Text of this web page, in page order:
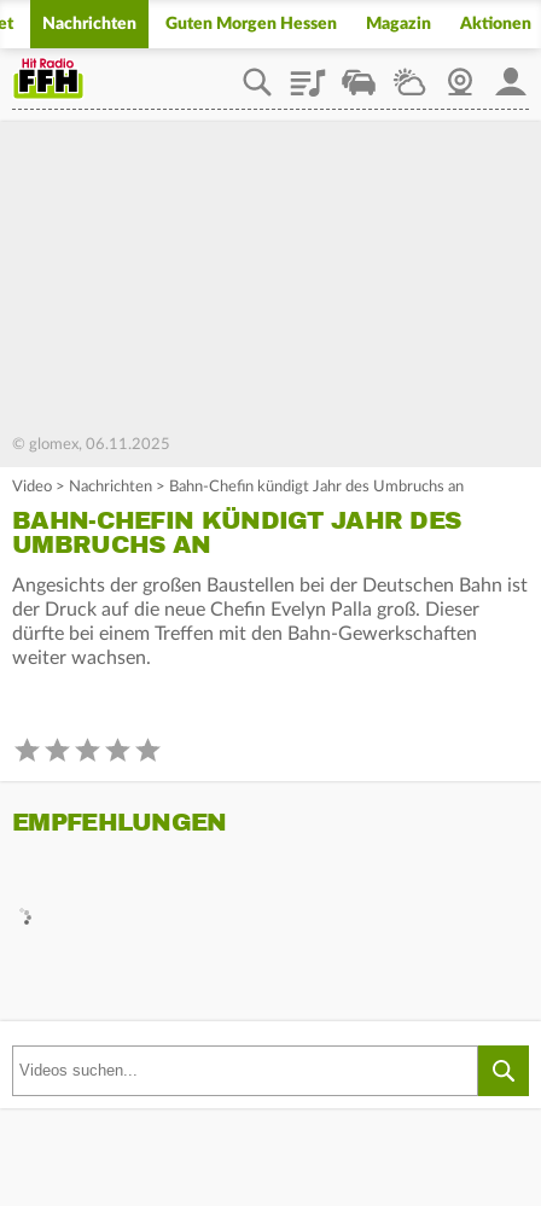
Nachrichten Guten Morgen Hessen Magazin Aktionen
PlaylistStaupilotWetterWebcam
© glomex, 06.11.2025
Video > Nachrichten > Bahn-Chefin kündigt Jahr des Umbruchs an
BAHN-CHEFIN KÜNDIGT JAHR DES
UMBRUCHS AN
Angesichts der großen Baustellen bei der Deutschen Bahn ist
der Druck auf die neue Chefin Evelyn Palla groß. Dieser
dürfte bei einem Treffen mit den Bahn-Gewerkschaften
weiter wachsen.
EMPFEHLUNGEN